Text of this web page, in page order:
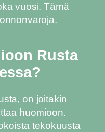
vuosi. Tämä
Rusta
on joitakin
huomioon.
tekokuusta